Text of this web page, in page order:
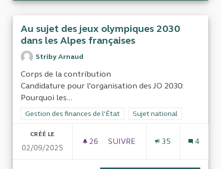
Au sujet des jeux olympiques 2030
dans les Alpes françaises
Striby Arnaud
Corps de la contribution
Candidature pour l'organisation des JO 2030:
Pourquoi les...
Filtrer les résultats de la catégorie : Gestion des finances de
Gestion des finances de l'État Filtrer les résultats pour le
Sujet national
CRÉÉ LE
02/09/2025
26 26 ABONNÉS
SUIVRE
35 4